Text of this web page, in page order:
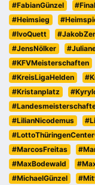
#FabianGünzel
#Heimsieg
#IvoQuett
#JensNölker
#KFVMeisterschaften
#KreisLigaHelden
#Kristanplatz
#LilianNicodemus
#MarcosFreitas
#MaxBodewald
#MichaelGünzel